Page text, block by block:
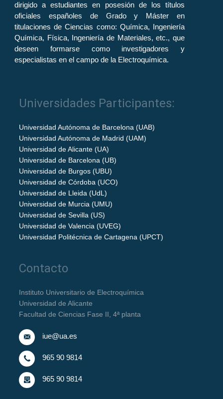
dirigido a estudiantes en posesión de los títulos
oficiales españoles de Grado y Máster en
titulaciones de Ciencias como: Química, Ingeniería
Química, Física, Ingeniería de Materiales, etc., que
deseen formarse como investigadores y
especialistas en el campo de la Electroquímica.
Universidades Participantes:
Universidad Autónoma de Barcelona (UAB)
Universidad Autónoma de Madrid (UAM)
Universidad de Alicante (UA)
Universidad de Barcelona (UB)
Universidad de Burgos (UBU)
Universidad de Córdoba (UCO)
Universidad de Lleida (UdL)
Universidad de Murcia (UMU)
Universidad de Sevilla (US)
Universidad de Valencia (UVEG)
Universidad Politécnica de Cartagena (UPCT)
Contacto
Instituto Universitario de Electroquímica
Universidad de Alicante
Facultad de Ciencias Fase II, 4ª planta
iue@ua.es
965 90 9814
965 90 9814